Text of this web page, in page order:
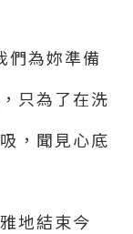
為妳準備
只為了在洗
，聞見心底
地結束今